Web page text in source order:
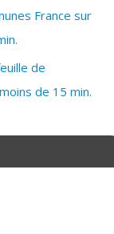
France sur
de
de 15 min.